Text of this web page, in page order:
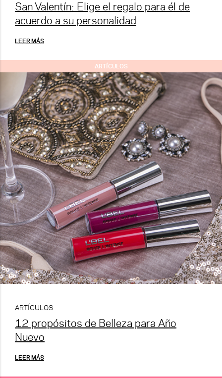
San Valentín: Elige el regalo para él de
acuerdo a su personalidad
LEER MÁS
ARTÍCULOS
ARTÍCULOS
12 propósitos de Belleza para Año
Nuevo
LEER MÁS